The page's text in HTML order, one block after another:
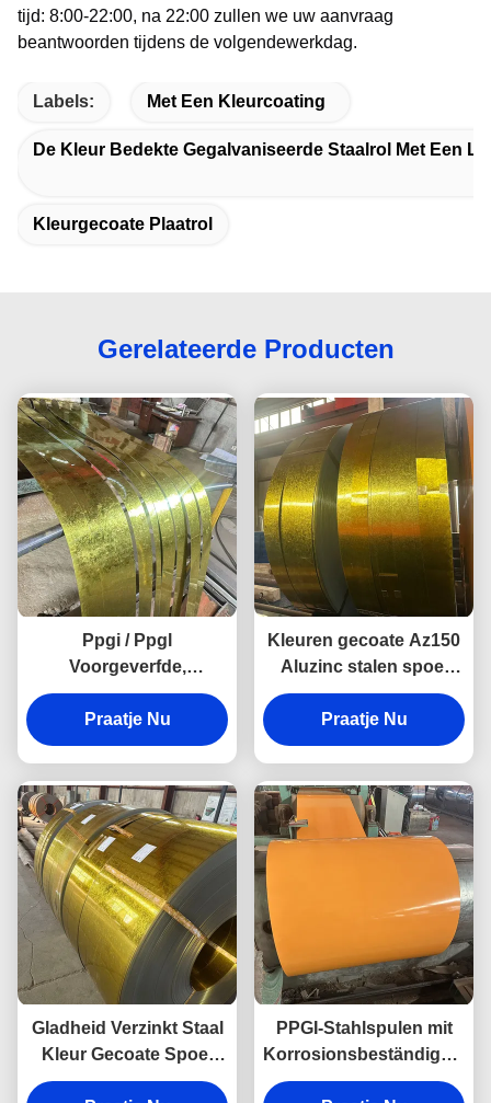
tijd: 8:00-22:00, na 22:00 zullen we uw aanvraag
beantwoorden tijdens de volgendewerkdag.
Labels: Met Een Kleurcoating
De Kleur Bedekte Gegalvaniseerde Staalrol Met Een
Kleurgecoate Plaatrol
Gerelateerde Producten
Ppgi / Ppgl
Voorgeverfde,
gekleurde, beklede
gegalvaniseerde
staalplaat Ppgi spoelen
Praatje Nu
Kleuren gecoate Az150
Aluzinc stalen spoel
voorgelakt Galvalume
PPGI PPGL stalen
spoelen
Praatje Nu
Gladheid Verzinkt Staal
Kleur Gecoate Spoel
Voor Dakplaat Staal
PPGI-Stahlspulen mit
Korrosionsbeständigkeit,
Ral-farbbeschichtete